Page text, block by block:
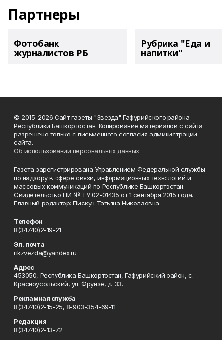
Партнеры
Фотобанк
журналистов РБ
Рубрика "Еда и
напитки"
© 2015-2026 Сайт газеты "Звезда" Гафурийского района
Республики Башкортостан. Копирование материалов с сайта
разрешено только с письменного согласия администрации
сайта.
Об использовании персональных данных
Газета зарегистрирована Управлением Федеральной службы
по надзору в сфере связи, информационных технологий и
массовых коммуникаций по Республике Башкортостан.
Свидетельство ПИ № ТУ 02-01435 от 1 сентября 2015 года.
Главный редактор: Пискун Татьяна Николаевна.
Телефон
8(34740)2-19-21
Эл. почта
rikzvezda@yandex.ru
Адрес
453050, Республика Башкортостан, Гафурийский район, с.
Красноусольский, ул. Фрунзе, д. 33.
Рекламная служба
8(34740)2-15-25, 8-903-354-69-11
Редакция
8(34740)2-13-72